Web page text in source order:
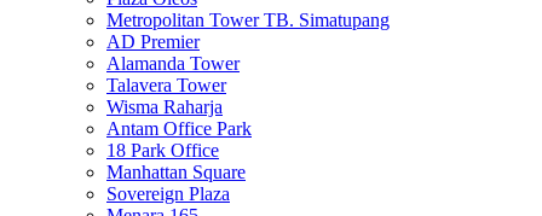
Metropolitan Tower TB. Simatupang
AD Premier
Alamanda Tower
Talavera Tower
Wisma Raharja
Antam Office Park
18 Park Office
Manhattan Square
Sovereign Plaza